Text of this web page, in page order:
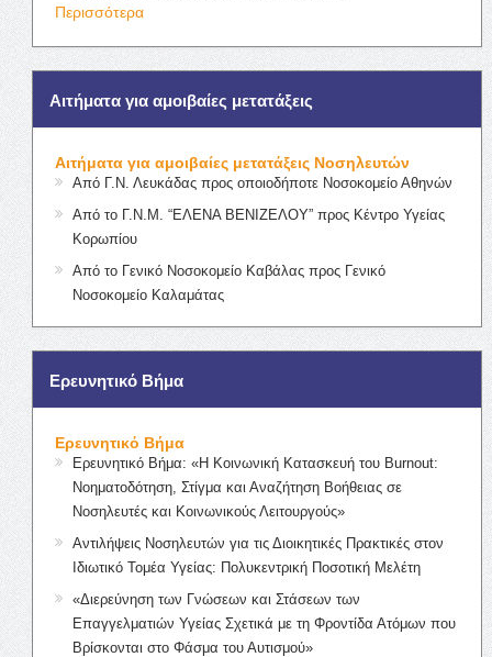
Περισσότερα
Αιτήματα για αμοιβαίες μετατάξεις
Αιτήματα για αμοιβαίες μετατάξεις Νοσηλευτών
Από Γ.Ν. Λευκάδας προς οποιοδήποτε Νοσοκομείο Αθηνών
Από το Γ.Ν.Μ. “ΕΛΕΝΑ ΒΕΝΙΖΕΛΟΥ” προς Κέντρο Υγείας
Κορωπίου
Από το Γενικό Νοσοκομείο Καβάλας προς Γενικό
Νοσοκομείο Καλαμάτας
Ερευνητικό Βήμα
Ερευνητικό Βήμα
Ερευνητικό Βήμα: «Η Κοινωνική Κατασκευή του Burnout:
Νοηματοδότηση, Στίγμα και Αναζήτηση Βοήθειας σε
Νοσηλευτές και Κοινωνικούς Λειτουργούς»
Αντιλήψεις Νοσηλευτών για τις Διοικητικές Πρακτικές στον
Ιδιωτικό Τομέα Υγείας: Πολυκεντρική Ποσοτική Μελέτη
«Διερεύνηση των Γνώσεων και Στάσεων των
Επαγγελματιών Υγείας Σχετικά με τη Φροντίδα Ατόμων που
Βρίσκονται στο Φάσμα του Αυτισμού»